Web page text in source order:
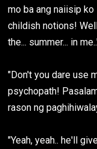
mo ba ang naiisip ko
childish notions!
the... summer... in
"Don't you dare use
psychopath!
rason ng
"Yeah, yeah.. he'll